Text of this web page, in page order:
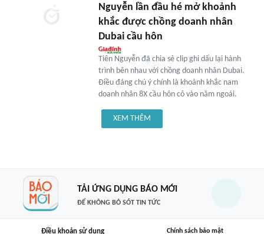
Nguyễn lần đầu hé mở khoảnh
khắc được chồng doanh nhân
Dubai cầu hôn
Tiên Nguyễn đã chia sẻ clip ghi dấu lại hành
trình bên nhau với chồng doanh nhân Dubai.
Điều đáng chú ý chính là khoảnh khắc nam
doanh nhân 8X cầu hôn cô vào năm ngoái.
XEM THÊM
TẢI ỨNG DỤNG BÁO MỚI
ĐỂ KHÔNG BỎ SÓT TIN TỨC
Điều khoản sử dụng Chính sách bảo mật